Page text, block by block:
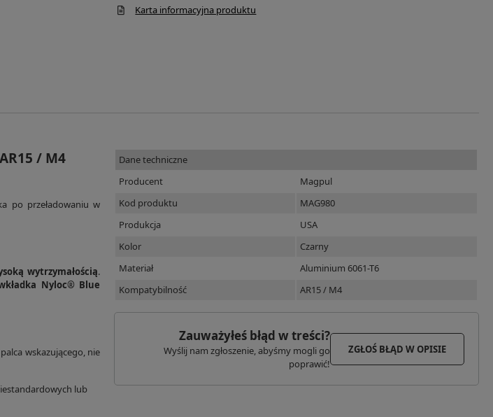
Karta informacyjna produktu
/ M4
po przeładowaniu w
wytrzymałością.
Nyloc® Blue
wskazującego, nie
lub
Dane techniczne
Producent
Magpul
Kod produktu
MAG980
Produkcja
USA
Kolor
Czarny
Materiał
Aluminium 6061-T6
Kompatybilność
AR15 / M4
Zauważyłeś błąd w treści?
Wyślij nam zgłoszenie, abyśmy mogli go
poprawić!
ZGŁOŚ BŁĄD W OPISIE